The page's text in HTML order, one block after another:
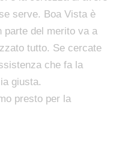
serve. Boa Vista è
parte del merito va a
tutto. Se cercate
che fa la
giusta.
presto per la